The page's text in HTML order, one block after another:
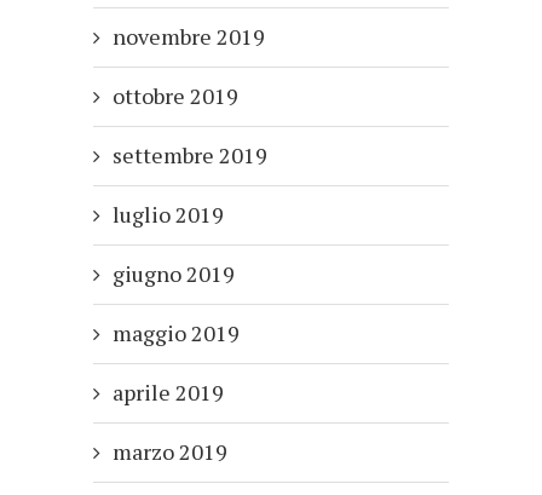
novembre 2019
ottobre 2019
settembre 2019
luglio 2019
giugno 2019
maggio 2019
aprile 2019
marzo 2019